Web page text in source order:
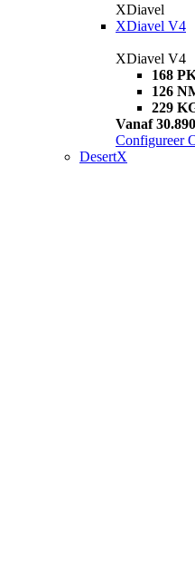
XDiavel
XDiavel V4
XDiavel V4
168
126
229
Vanaf
Configureer
DesertX